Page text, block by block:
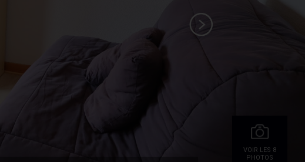
VOIR LES 8
PHOTOS